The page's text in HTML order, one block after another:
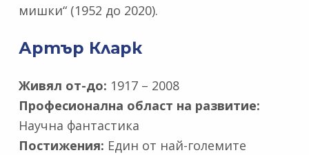
мишки“ (1952 до 2020).
Артър Кларк
Живял от-до: 1917 – 2008
Професионална област на развитие:
Научна фантастика
Постижения: Един от най-големите